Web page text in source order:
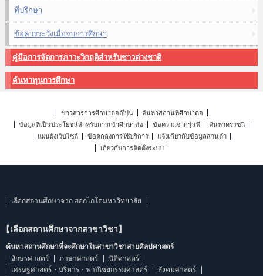
ที่ปรึกษา
ข้อควรระวังเมื่อจบการศึกษา
คู่มือการจัดการภาวะวิกฤติสำหรับชาวต่างชาติ
ค้นหาทุนการศึกษา
ข่าวสารการศึกษาต่อญี่ปุ่น
ค้นหาสถานที่ศึกษาต่อ
ข้อมูลที่เป็นประโยชน์สำหรับการเข้าศึกษาต่อ
ข้อความจากรุ่นพี่
ค้นหาดรรชนี
แผนผังเว็บไซต์
ข้อตกลงการใช้บริการ
แจ้งเกี่ยวกับข้อมูลส่วนตัว
เกี่ยวกับการติดตั้งระบบ
เลือกสถานศึกษาจาก ฮอกไกโดมหาวิทยาลัย
【เลือกสถานศึกษาจากสาขาวิชา】
ค้นหาสถานศึกษาที่จะศึกษาในสาขาวิชาสายศิลปศาสตร์
อักษรศาสตร์
ภาษาศาสตร์
นิติศาสตร์
เศรษฐศาสตร์・บริหาร・พาณิชยกรรมศาสตร์
สังคมศาสตร์